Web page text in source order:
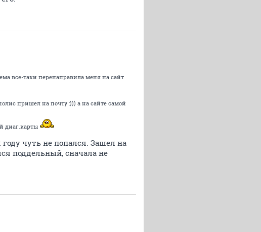
все-таки перенаправила меня на сайт
пришел на почту :))) а на сайте самой
диаг.карты
чуть не попался. Зашел на
поддельный, сначала не